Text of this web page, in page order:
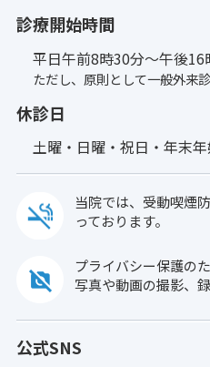
診療開始時間
平日午前8時30分〜午後16
ただし、原則として一般外来
休診日
土曜・日曜・祝日・年末
当院では、受動喫煙
っております。
プライバシー保護の
写真や動画の撮影、
公式SNS